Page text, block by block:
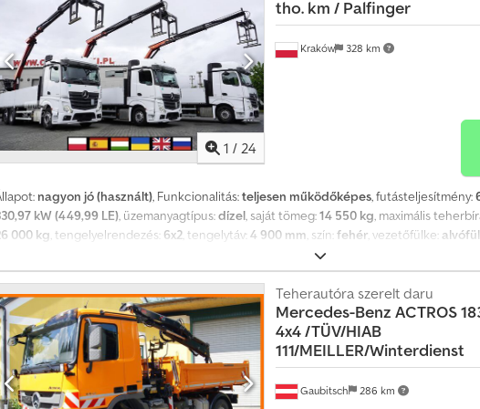
Teljesítmény 450 LE 6×2 490 cm a tengelyek között 3. kormányzott tengely Utánfutó
SLD A daru Érje el a 10,5 m-t Teherbírás 4850 kg Rotátor Raklapfogó Kezelői ülés
Hossza 660 cm szélessége 248 cm Oldalfal magassága 95 cm A hálófülke 2 ágyas
Fedélzeti számítógép Elektromos tükrök Hűtőszekrény Napfénytető
vásárolták és szervizelték 100%-ban balesetmentes, teljes dokumentáció, 1
kiváló 3 hasonló jármű kapható 60, 80 és 100 ezres futásteljesítménnyel. km
1 / 24
Kraków 328 km
tho. km / Palfinger
nagyon jó (használt), Funkcionalitás:teljesen működőképes, futásteljesítmény:
kW (449,99 LE) , üzemanyagtípus:dízel , saját tömeg:14 550 kg , maximális
000 kg , tengelyelrendezés: 6x2 , tengelytáv:4 900 mm , szín:fehér , vezetőfülke:
, rakodótér szélesség:
, Felszereltség:AdBlue, Tachográf, daru, légkondicionálás, utánfutó vonófej,
ezer km / Palfinger PK 18.001L SLD A daru / kormányzott tengely / 3 db 2022-es év
26000 kg Súlya 14550 kg Hasznos teher 11450 kg Dedeztchbopfx Akvokr
Teljesítmény 450 LE 6×2 490 cm a tengelyek között 3. kormányzott tengely Utánfutó
A daru Érje el a 10,5 m-t Teherbírás 4850 kg Rotátor Raklapfogó Kezelői ülés Platós
Hossza 660 cm szélessége 248 cm Oldalfal magassága 95 cm A hálófülke 2 ágyas
Fedélzeti számítógép Elektromos tükrök Hűtőszekrény Napfénytető
Gaubitsch 286 km
Teherautóra szerelt daru
Mercedes-Benz ACTROS
4x4/TÜV/HIAB
111/MEILLER/Winterdienst